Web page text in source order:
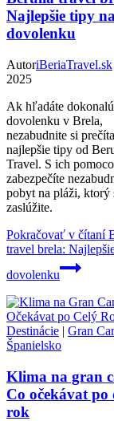
Najlepšie tipy na
dovolenku
AutoriBeriaTravel.sk
2025
Ak hľadáte dokonalú
dovolenku v Brela,
nezabudnite si
najlepšie tipy od
Travel. S ich
zabezpečíte
pobyt na pláži, ktorý
zaslúžite.
Pokračovať v čítaní
travel brela:
dovolenku
Destinácie | Gran
Španielsko
Klima na gran
Co očekávat po
rok